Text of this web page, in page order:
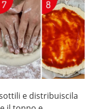
e distribuiscila